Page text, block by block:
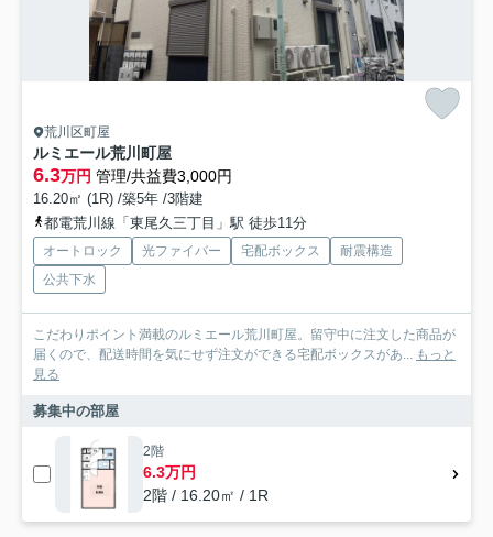
荒川区町屋
ルミエール荒川町屋
6.3万円 管理/共益費3,000円
16.20㎡ (1R) /築5年 /3階建
都電荒川線「東尾久三丁目」駅 徒歩11分
オートロック 光ファイバー 宅配ボックス
耐震構造
公共下水
こだわりポイント満載のルミエール荒川町屋。留守中に注文した商品が
届くので、配送時間を気にせず注文ができる宅配ボックスがあ... もっと
見る
募集中の部屋
2階
6.3万円
2階 / 16.20㎡ / 1R